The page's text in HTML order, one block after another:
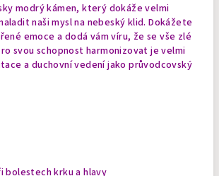
modrý kámen, který dokáže velmi
naši mysl na nebeský klid. Dokážete
emoce a dodá vám víru, že se vše zlé
svou schopnost harmonizovat je velmi
a duchovní vedení jako průvodcovský
bolestech krku a hlavy